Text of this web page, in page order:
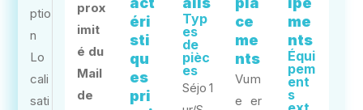
ptio
n
Lo
cali
sati
prox
imit
é du
Mail
de
éri
sti
qu
es
pri
Typ
es
de
pièc
es
Séjo 1
ce
me
nts
Vu
e
m
er
me
nts
Équi
pem
ent
s